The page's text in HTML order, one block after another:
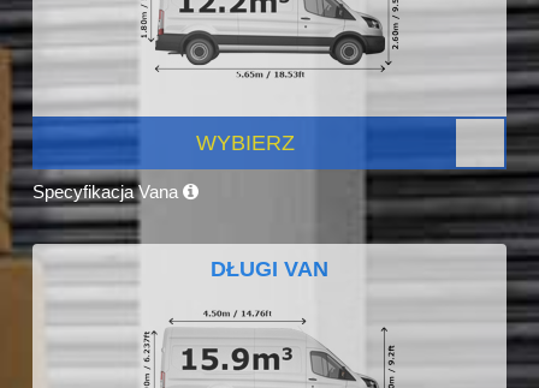
WYBIERZ
Specyfikacja Vana
DŁUGI VAN